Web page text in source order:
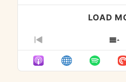
LOAD
PREVIOUS
EPISODE